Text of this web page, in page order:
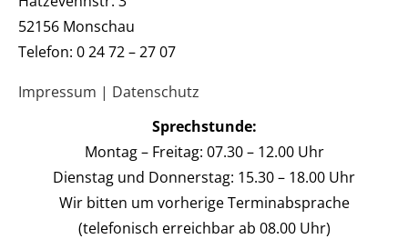
52156 Monschau
Telefon: 0 24 72 – 27 07
Impressum | Datenschutz
Sprechstunde:
Montag – Freitag: 07.30 – 12.00 Uhr
Dienstag und Donnerstag: 15.30 – 18.00 Uhr
Wir bitten um vorherige Terminabsprache
(telefonisch erreichbar ab 08.00 Uhr)